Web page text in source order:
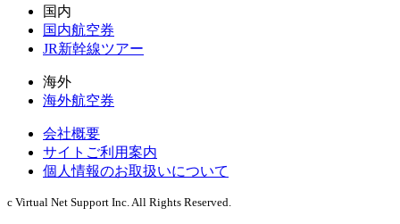
国内
国内航空券
JR新幹線ツアー
海外
海外航空券
会社概要
サイトご利用案内
個人情報のお取扱いについて
c Virtual Net Support Inc. All Rights Reserved.